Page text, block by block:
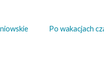
Po wakacjach